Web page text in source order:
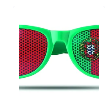
con las gafas